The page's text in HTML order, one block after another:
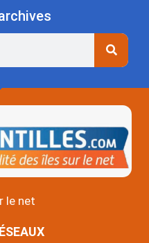
le net